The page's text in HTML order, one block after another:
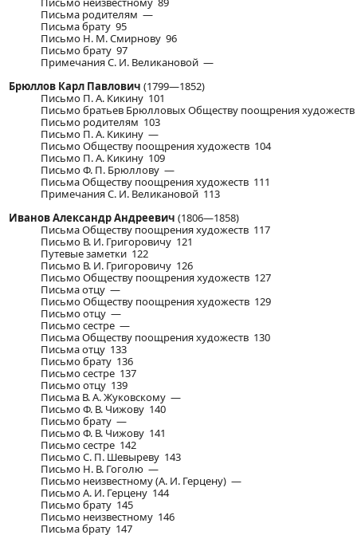
Письма родителям —
Письма брату 95
Письмо Н. М. Смирнову 96
Письмо брату 97
Примечания С. И. Великановой —
Брюллов Карл Павлович (1799—1852)
Письмо П. А. Кикину 101
Письмо братьев Брюлловых Обществу поощрения
Письмо родителям 103
Письмо П. А. Кикину —
Письмо Обществу поощрения художеств 104
Письмо П. А. Кикину 109
Письмо Ф. П. Брюллову —
Письма Обществу поощрения художеств 111
Примечания С. И. Великановой 113
Иванов Александр Андреевич (1806—1858)
Письма Обществу поощрения художеств 117
Письмо В. И. Григоровичу 121
Путевые заметки 122
Письмо В. И. Григоровичу 126
Письмо Обществу поощрения художеств 127
Письма отцу —
Письмо Обществу поощрения художеств 129
Письмо отцу —
Письмо сестре —
Письма Обществу поощрения художеств 130
Письма отцу 133
Письмо брату 136
Письмо сестре 137
Письмо отцу 139
Письма В. А. Жуковскому —
Письмо Ф. В. Чижову 140
Письмо брату —
Письмо Ф. В. Чижову 141
Письмо сестре 142
Письмо С. П. Шевыреву 143
Письмо Н. В. Гоголю —
Письмо неизвестному (А. И. Герцену) —
Письмо А. И. Герцену 144
Письмо брату 145
Письмо неизвестному 146
Письма брату 147